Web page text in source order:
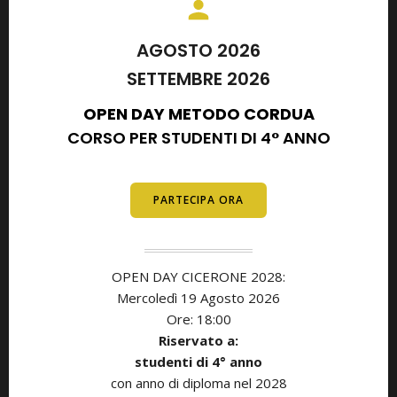
AGOSTO 2026
SETTEMBRE 2026
OPEN DAY METODO CORDUA
CORSO PER STUDENTI DI 4° ANNO
PARTECIPA ORA
OPEN DAY CICERONE 2028:
Mercoledì 19 Agosto 2026
Ore: 18:00
Riservato a:
studenti di 4° anno
con anno di diploma nel 2028